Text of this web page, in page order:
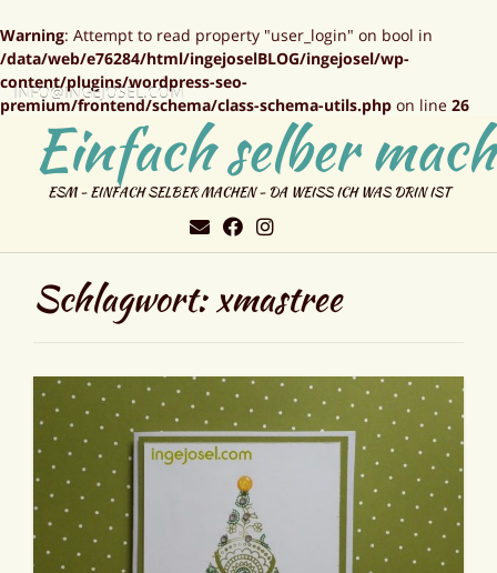
Warning: Attempt to read property "user_login" on bool in
/data/web/e76284/html/ingejoselBLOG/ingejosel/wp-
content/plugins/wordpress-seo-
premium/frontend/schema/class-schema-utils.php on line 26
Einfach selber
ESM - EINFACH SELBER MACHEN - DA WEISS ICH WAS DRIN IST
INFO@INGEJOSEL.COM
Schlagwort:xmastree